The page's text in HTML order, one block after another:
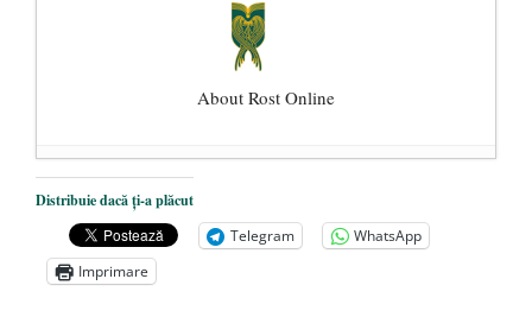
About Rost Online
Dezvăluiri cutremurătoare despre
președintele Ucrainei, Volodymyr
Zelensky
- 13 mai 2026
Statul care servește Națiunea
Distribuie dacă ți-a plăcut
Telegram
WhatsApp
Imprimare